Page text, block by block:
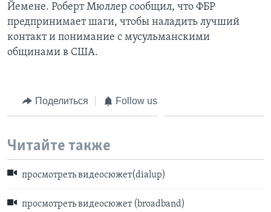
Йемене. Роберт Мюллер сообщил, что ФБР
предпринимает шаги, чтобы наладить лучший
контакт и понимание с мусульманскими
общинами в США.
Поделиться Follow us
Читайте также
просмотреть видеосюжет(dialup)
просмотреть видеосюжет (broadband)